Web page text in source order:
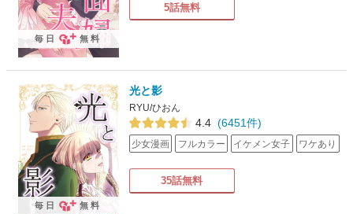
5話無料
毎日 無料
光と影
RYU/ひおん
4.4 (6451件)
少女漫画 フルカラー イケメン女子 ワケあり
35話無料
毎日 無料